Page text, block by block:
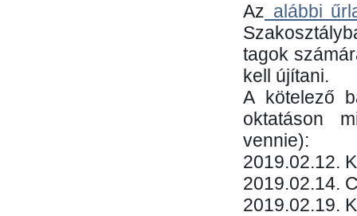
Az alábbi
tagok
kell újítani.
​A kötelező
oktatáson
vennie):
​2019.02.12.
2019.02.14.
2019.02.19.